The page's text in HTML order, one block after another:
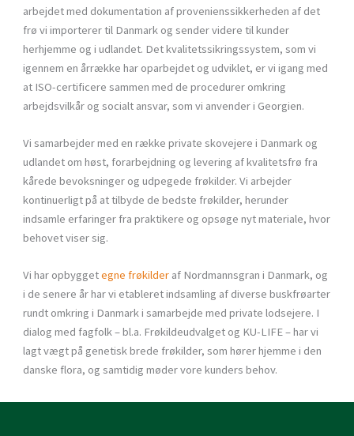
arbejdet med dokumentation af provenienssikkerheden af det
frø vi importerer til Danmark og sender videre til kunder
herhjemme og i udlandet. Det kvalitetssikringssystem, som vi
igennem en årrække har oparbejdet og udviklet, er vi igang med
at ISO-certificere sammen med de procedurer omkring
arbejdsvilkår og socialt ansvar, som vi anvender i Georgien.
Vi samarbejder med en række private skovejere i Danmark og
udlandet om høst, forarbejdning og levering af kvalitetsfrø fra
kårede bevoksninger og udpegede frøkilder. Vi arbejder
kontinuerligt på at tilbyde de bedste frøkilder, herunder
indsamle erfaringer fra praktikere og opsøge nyt materiale, hvor
behovet viser sig.
Vi har opbyggetegne frøkilder af Nordmannsgran i Danmark, og
i de senere år har vi etableret indsamling af diverse buskfrøarter
rundt omkring i Danmark i samarbejde med private lodsejere. I
dialog med fagfolk – bl.a. Frøkildeudvalget og KU-LIFE – har vi
lagt vægt på genetisk brede frøkilder, som hører hjemme i den
danske flora, og samtidig møder vore kunders behov.